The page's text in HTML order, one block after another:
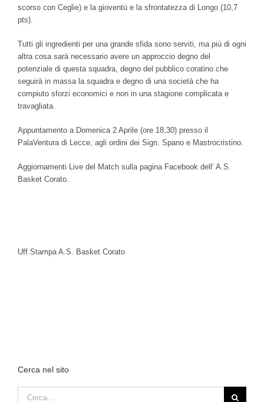
scorso con Ceglie) e la gioventù e la sfrontatezza di Longo (10,7
pts).
Tutti gli ingredienti per una grande sfida sono serviti, ma più di ogni
altra cosa sarà necessario avere un approccio degno del
potenziale di questa squadra, degno del pubblico coratino che
seguirà in massa la squadra e degno di una società che ha
compiuto sforzi economici e non in una stagione complicata e
travagliata.
Appuntamento a Domenica 2 Aprile (ore 18,30) presso il
PalaVentura di Lecce, agli ordini dei Sign. Spano e Mastrocristino.
Aggiornamenti Live del Match sulla pagina Facebook dell’ A.S.
Basket Corato.
Uff.Stampa A.S. Basket Corato
Cerca nel sito